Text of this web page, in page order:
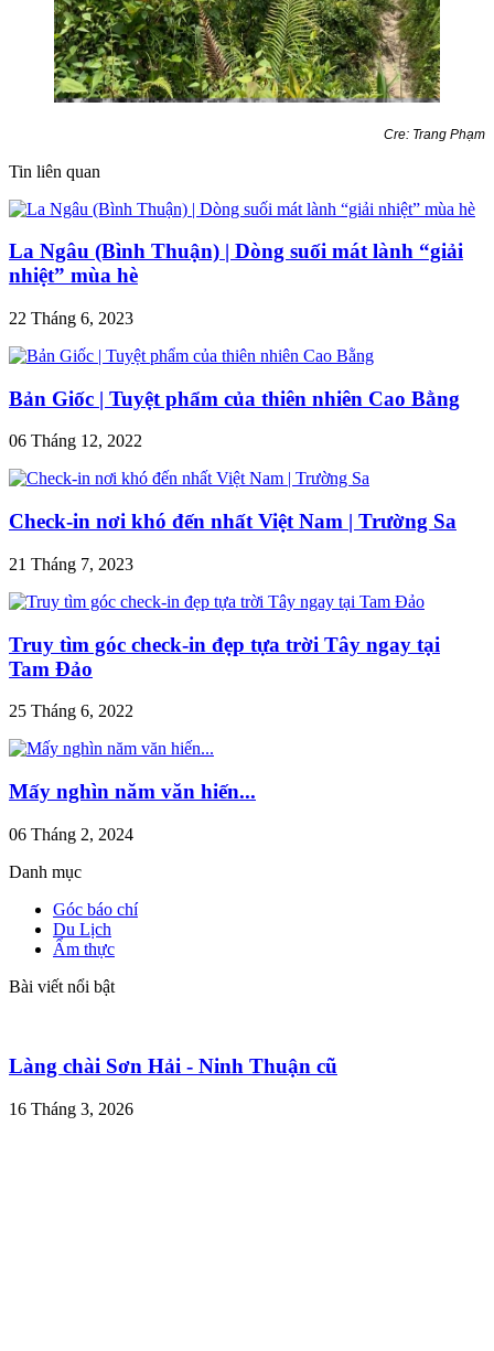
Cre: Trang Phạm
Tin liên quan
La Ngâu (Bình Thuận) | Dòng suối mát lành “giải
nhiệt” mùa hè
22 Tháng 6, 2023
Bản Giốc | Tuyệt phẩm của thiên nhiên Cao Bằng
06 Tháng 12, 2022
Check-in nơi khó đến nhất Việt Nam | Trường Sa
21 Tháng 7, 2023
Truy tìm góc check-in đẹp tựa trời Tây ngay tại
Tam Đảo
25 Tháng 6, 2022
Mấy nghìn năm văn hiến...
06 Tháng 2, 2024
Danh mục
Góc báo chí
Du Lịch
Ẩm thực
Bài viết nổi bật
Làng chài Sơn Hải - Ninh Thuận cũ
16 Tháng 3, 2026